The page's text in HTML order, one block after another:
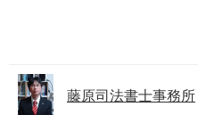
藤原司法書士事務所